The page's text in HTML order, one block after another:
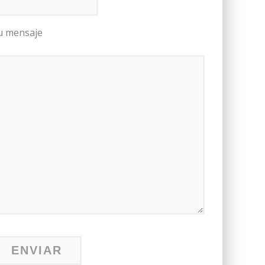
mensaje